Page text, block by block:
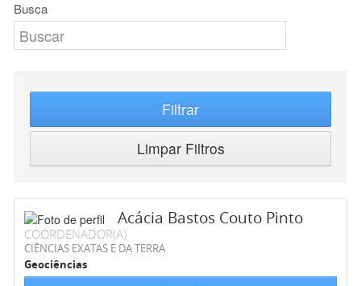
Busca
Filtrar
Limpar Filtros
Acácia Bastos Couto Pinto
COORDENADOR(A)
CIÊNCIAS EXATAS E DA TERRA
Geociências